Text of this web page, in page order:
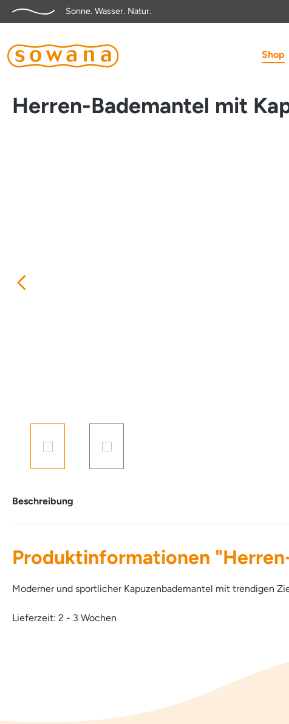
Zur Hauptnavigation springen
Sonne. Wasser. Natur.
Shop
Herren-Bademantel mit
Beschreibung
Produktinformationen
Moderner und sportlicher Kapuzenbademantel mit trendigen
Lieferzeit: 2 - 3 Wochen